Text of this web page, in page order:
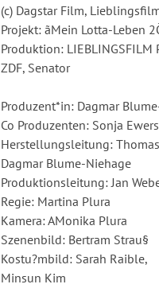
(c) Dagstar Film,
Projekt: ãMein Lotta-Leben
Produktion: LIEBLINGSFILM
ZDF, Senator
Produzent*in: Dagmar
Co Produzenten: Sonja Ewers
Herstellungsleitung:
Dagmar Blume-Niehage
Produktionsleitung: Jan
Regie: Martina Plura
Kamera: AMonika Plura
Szenenbild: Bertram Strau§
Kostu?mbild: Sarah Raible,
Minsun Kim